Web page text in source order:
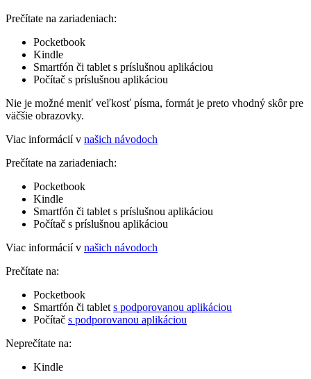
Prečítate na zariadeniach:
Pocketbook
Kindle
Smartfón či tablet s príslušnou aplikáciou
Počítač s príslušnou aplikáciou
Nie je možné meniť veľkosť písma, formát je preto vhodný skôr pre
väčšie obrazovky.
Viac informácií v našich návodoch
Prečítate na zariadeniach:
Pocketbook
Kindle
Smartfón či tablet s príslušnou aplikáciou
Počítač s príslušnou aplikáciou
Viac informácií v našich návodoch
Prečítate na:
Pocketbook
Smartfón či tablet s podporovanou aplikáciou
Počítač s podporovanou aplikáciou
Neprečítate na:
Kindle